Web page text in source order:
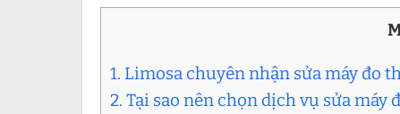
1. Limosa chuyên nhận sửa máy đo
2. Tại sao nên chọn dịch vụ sửa